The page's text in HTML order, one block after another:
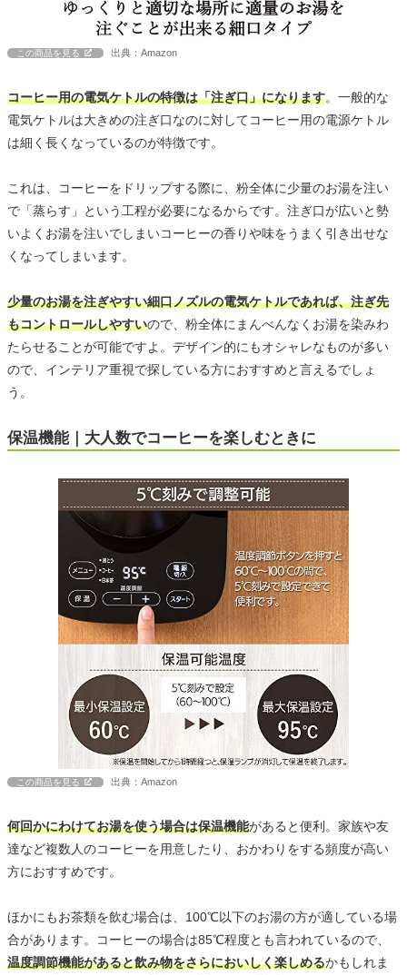
この商品を見る 出典：Amazon
コーヒー用の電気ケトルの特徴は「注ぎ口」になります。一般的な
電気ケトルは大きめの注ぎ口なのに対してコーヒー用の電源ケトル
は細く長くなっているのが特徴です。
これは、コーヒーをドリップする際に、粉全体に少量のお湯を注い
で「蒸らす」という工程が必要になるからです。注ぎ口が広いと勢
いよくお湯を注いでしまいコーヒーの香りや味をうまく引き出せな
くなってしまいます。
少量のお湯を注ぎやすい細口ノズルの電気ケトルであれば、注ぎ先
もコントロールしやすいので、粉全体にまんべんなくお湯を染みわ
たらせることが可能ですよ。デザイン的にもオシャレなものが多い
ので、インテリア重視で探している方におすすめと言えるでしょ
う。
保温機能｜大人数でコーヒーを楽しむときに
この商品を見る 出典：Amazon
何回かにわけてお湯を使う場合は保温機能があると便利。家族や友
達など複数人のコーヒーを用意したり、おかわりをする頻度が高い
方におすすめです。
ほかにもお茶類を飲む場合は、100℃以下のお湯の方が適している場
合があります。コーヒーの場合は85℃程度とも言われているので、
温度調節機能があると飲み物をさらにおいしく楽しめるかもしれま